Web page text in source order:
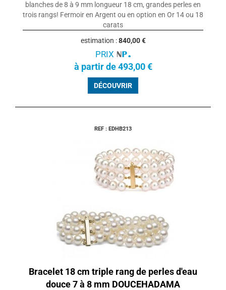
blanches de 8 à 9 mm longueur 18 cm, grandes perles en
trois rangs! Fermoir en Argent ou en option en Or 14 ou 18
carats
estimation :840,00 €
PRIX
à partir de 493,00 €
DÉCOUVRIR
REF : EDHB213
Bracelet 18 cm triple rang de perles d'eau
douce 7 à 8 mm DOUCEHADAMA